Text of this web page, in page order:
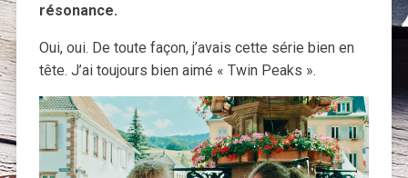
résonance.
Oui, oui. De toute façon, j’avais cette série bien en
tête. J’ai toujours bien aimé « Twin Peaks ».